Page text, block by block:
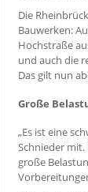
Die
Bauwerken:
Hochstraße
und auch die
Das gilt nun
Große
„Es ist eine
Schnieder
große